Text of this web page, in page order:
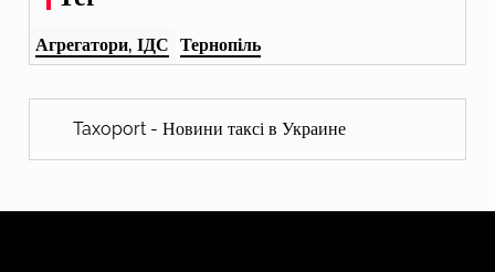
Агрегатори, ІДС Тернопіль
Taxoport - Новини таксі в Украине